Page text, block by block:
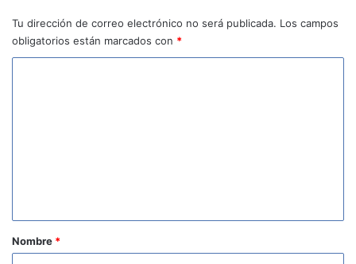
Tu dirección de correo electrónico no será publicada. Los campos
obligatorios están marcados con *
r
Nombre *